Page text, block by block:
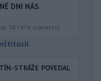
DNI NÁS
SR | 476 zobrazení
STRÁŽE POVEDAL